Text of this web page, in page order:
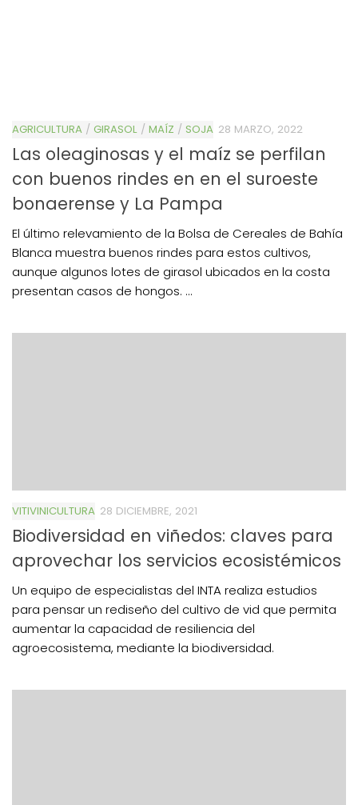
AGRICULTURA / GIRASOL / MAÍZ / SOJA 28 MARZO, 2022
Las oleaginosas y el maíz se perfilan
con buenos rindes en en el suroeste
bonaerense y La Pampa
El último relevamiento de la Bolsa de Cereales de Bahía
Blanca muestra buenos rindes para estos cultivos,
aunque algunos lotes de girasol ubicados en la costa
presentan casos de hongos. ...
VITIVINICULTURA 28 DICIEMBRE, 2021
Biodiversidad en viñedos: claves para
aprovechar los servicios ecosistémicos
Un equipo de especialistas del INTA realiza estudios
para pensar un rediseño del cultivo de vid que permita
aumentar la capacidad de resiliencia del
agroecosistema, mediante la biodiversidad.